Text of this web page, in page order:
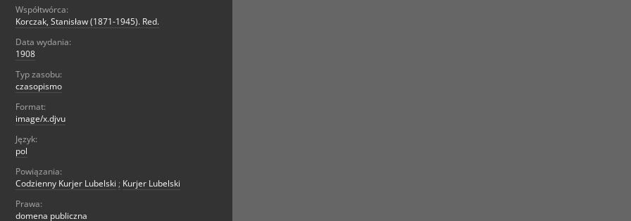
Współtwórca:
Korczak, Stanisław (1871-1945). Red.
Data wydania:
1908
Typ zasobu:
czasopismo
Format:
image/x.djvu
Język:
pol
Powiązania:
Codzienny Kurjer Lubelski ; Kurjer Lubelski
Prawa:
domena publiczna